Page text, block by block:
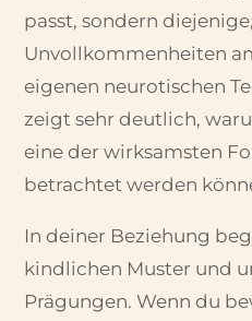
passt, sondern
Unvollkommenheiten
eigenen neurotischen
zeigt sehr deutlich,
eine der wirksamsten
betrachtet werden
In deiner Beziehung
kindlichen Muster und
Prägungen. Wenn du